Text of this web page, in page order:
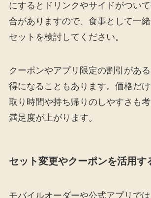
にするとドリンクやサイドがつい
合がありますので、食事として一
セットを検討してください。
クーポンやアプリ限定の割引があ
得になることもあります。価格だ
取り時間や持ち帰りのしやすさも
満足度が上がります。
セット変更やクーポンを活用す
モバイルオーダーや公式アプリで